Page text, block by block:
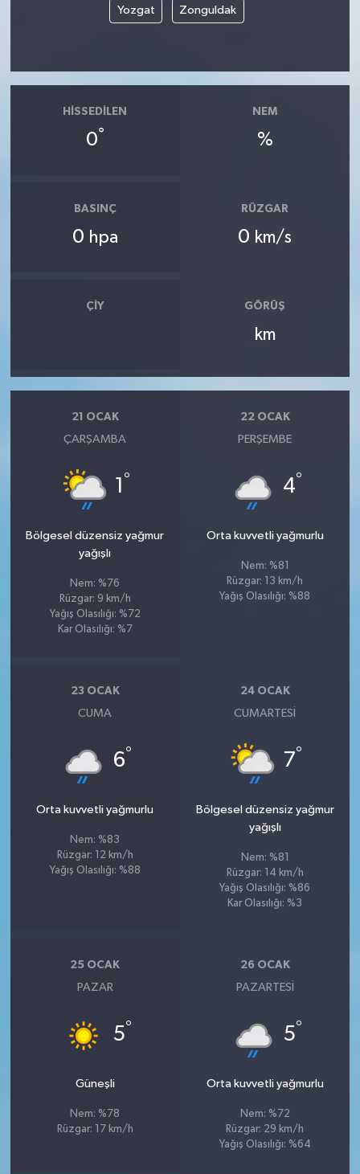
Yozgat Zonguldak
HISSEDILEN
0°
NEM
%
BASINÇ
0 hpa
RÜZGAR
0 km/s
ÇIY GÖRÜŞ
km
21 OCAK
ÇARŞAMBA
1 °
Bölgesel düzensiz yağmur
yağışlı
Nem: %76
Rüzgar: 9 km/h
Yağış Olasılığı: %72
Kar Olasılığı: %7
22 OCAK
PERŞEMBE
4°
Orta kuvvetli yağmurlu
Nem: %81
Rüzgar: 13 km/h
Yağış Olasılığı: %88
23 OCAK
CUMA
6°
Orta kuvvetli yağmurlu
Nem: %83
Rüzgar: 12 km/h
Yağış Olasılığı: %88
24 OCAK
CUMARTESI
7°
Bölgesel düzensiz yağmur
yağışlı
Nem: %81
Rüzgar: 14 km/h
Yağış Olasılığı: %86
Kar Olasılığı: %3
25 OCAK
PAZAR
5°
Güneşli
Nem: %78
Rüzgar: 17 km/h
26 OCAK
PAZARTESI
5°
Orta kuvvetli yağmurlu
Nem: %72
Rüzgar: 29 km/h
Yağış Olasılığı: %64